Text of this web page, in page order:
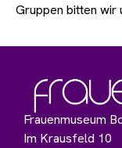
Gruppen bitten wir
Frauenmuseum
Im Krausfeld 10